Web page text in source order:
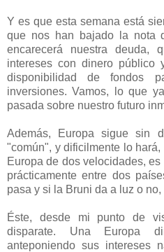
Y es que esta semana está
que nos han bajado la nota
encarecerá nuestra deuda,
intereses con dinero público
disponibilidad de fondos
inversiones. Vamos, lo que
pasada sobre nuestro futuro
Además, Europa sigue sin
"común", y dificilmente lo
Europa de dos velocidades,
prácticamente entre dos
pasa y si la Bruni da a luz o no,
Éste, desde mi punto de
disparate. Una Europa
anteponiendo sus intereses